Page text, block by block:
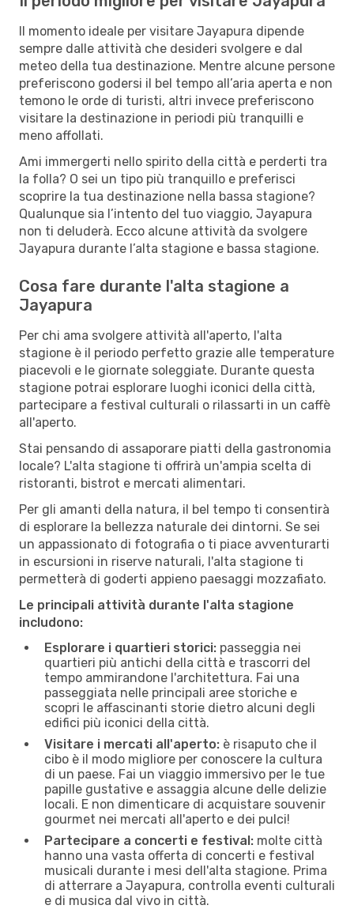
Il momento ideale per visitare Jayapura dipende
sempre dalle attività che desideri svolgere e dal
meteo della tua destinazione. Mentre alcune persone
preferiscono godersi il bel tempo all’aria aperta e non
temono le orde di turisti, altri invece preferiscono
visitare la destinazione in periodi più tranquilli e
meno affollati.
Ami immergerti nello spirito della città e perderti tra
la folla? O sei un tipo più tranquillo e preferisci
scoprire la tua destinazione nella bassa stagione?
Qualunque sia l’intento del tuo viaggio, Jayapura
non ti deluderà. Ecco alcune attività da svolgere
Jayapura durante l’alta stagione e bassa stagione.
Cosa fare durante l'alta stagione a
Jayapura
Per chi ama svolgere attività all'aperto, l'alta
stagione è il periodo perfetto grazie alle temperature
piacevoli e le giornate soleggiate. Durante questa
stagione potrai esplorare luoghi iconici della città,
partecipare a festival culturali o rilassarti in un caffè
all'aperto.
Stai pensando di assaporare piatti della gastronomia
locale? L'alta stagione ti offrirà un'ampia scelta di
ristoranti, bistrot e mercati alimentari.
Per gli amanti della natura, il bel tempo ti consentirà
di esplorare la bellezza naturale dei dintorni. Se sei
un appassionato di fotografia o ti piace avventurarti
in escursioni in riserve naturali, l'alta stagione ti
permetterà di goderti appieno paesaggi mozzafiato.
Le principali attività durante l'alta stagione
includono:
Esplorare i quartieri storici: passeggia nei
quartieri più antichi della città e trascorri del
tempo ammirandone l'architettura. Fai una
passeggiata nelle principali aree storiche e
scopri le affascinanti storie dietro alcuni degli
edifici più iconici della città.
Visitare i mercati all'aperto: è risaputo che il
cibo è il modo migliore per conoscere la cultura
di un paese. Fai un viaggio immersivo per le tue
papille gustative e assaggia alcune delle delizie
locali. E non dimenticare di acquistare souvenir
gourmet nei mercati all'aperto e dei pulci!
Partecipare a concerti e festival: molte città
hanno una vasta offerta di concerti e festival
musicali durante i mesi dell'alta stagione. Prima
di atterrare a Jayapura, controlla eventi culturali
e di musica dal vivo in città.